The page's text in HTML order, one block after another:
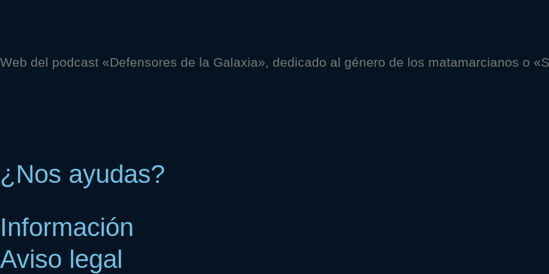
Web del podcast «Defensores de la Galaxia», dedicado al género de los matamarcianos o
¿Nos ayudas?
Información
Aviso legal